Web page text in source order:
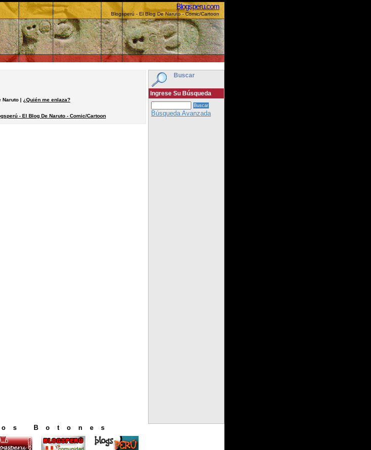
Blogsperu.com
Blogsperú - El Blog De Naruto - Comic/Cartoon
Buscar
Ingrese Su Búsqueda
Búsqueda Avanzada
Naruto | ¿Quién me enlaza?
- El Blog De Naruto - Comic/Cartoon
Botones